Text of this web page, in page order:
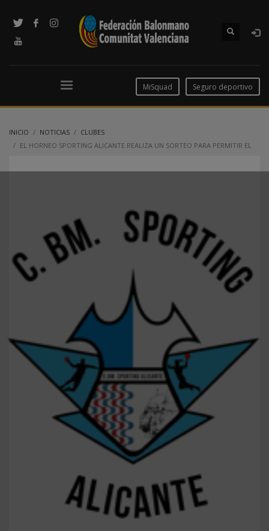
MiSquad Seguro deportivo
INICIO NOTICIAS
CLUBES
EL HORNEO SPORTING ALICANTE REALIZA UN SORTEO PARA PERMITIR EL